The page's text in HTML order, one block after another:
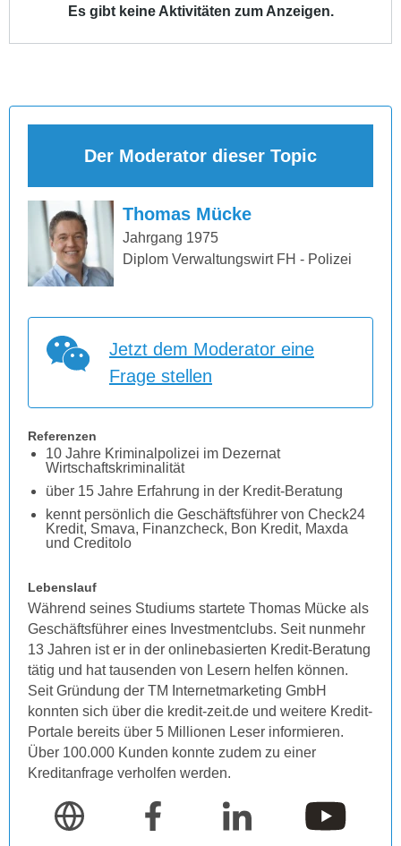
Es gibt keine Aktivitäten zum Anzeigen.
Der Moderator dieser Topic
Thomas Mücke
Jahrgang 1975
Diplom Verwaltungswirt FH - Polizei
Jetzt dem Moderator eine
Frage stellen
Referenzen
10 Jahre Kriminalpolizei im Dezernat
Wirtschaftskriminalität
über 15 Jahre Erfahrung in der Kredit-Beratung
kennt persönlich die Geschäftsführer von Check24
Kredit, Smava, Finanzcheck, Bon Kredit, Maxda
und Creditolo
Lebenslauf
Während seines Studiums startete Thomas Mücke als
Geschäftsführer eines Investmentclubs. Seit nunmehr
13 Jahren ist er in der onlinebasierten Kredit-Beratung
tätig und hat tausenden von Lesern helfen können.
Seit Gründung der TM Internetmarketing GmbH
konnten sich über die kredit-zeit.de und weitere Kredit-
Portale bereits über 5 Millionen Leser informieren.
Über 100.000 Kunden konnte zudem zu einer
Kreditanfrage verholfen werden.